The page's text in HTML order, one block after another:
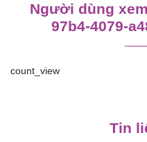
Người dùng
97b4-4079-
count_view
Tin